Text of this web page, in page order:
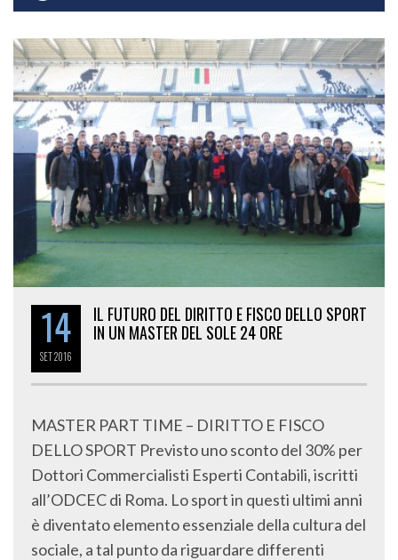
14
SET2016
IL FUTURO DEL DIRITTO E FISCO DELLO SPORT
IN UN MASTER DEL SOLE 24 ORE
MASTER PART TIME – DIRITTO E FISCO
DELLO SPORT Previsto uno sconto del 30% per
Dottori Commercialisti Esperti Contabili, iscritti
all’ODCEC di Roma. Lo sport in questi ultimi anni
è diventato elemento essenziale della cultura del
sociale, a tal punto da riguardare differenti